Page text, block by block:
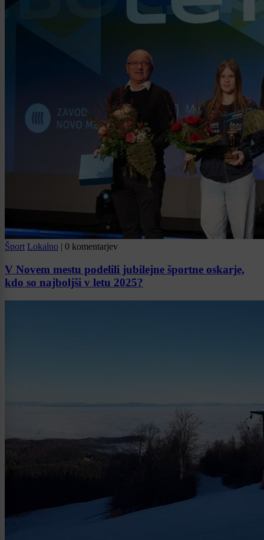
Šport Lokalno | 0 komentarjev
V Novem mestu podelili jubilejne športne oskarje,
kdo so najboljši v letu 2025?